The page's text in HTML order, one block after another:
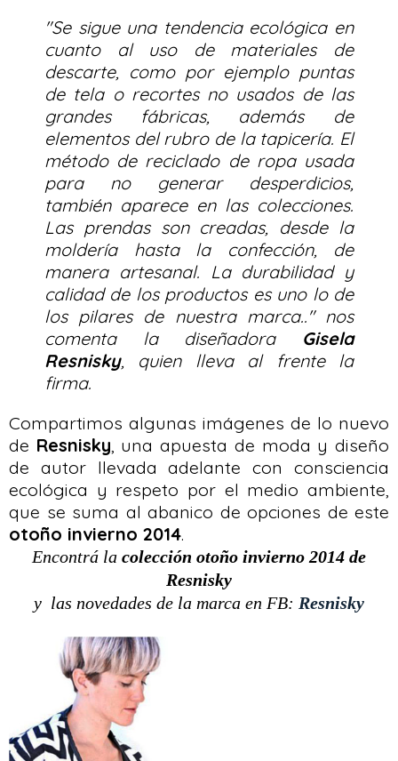
"Se sigue una tendencia ecológica en
cuanto al uso de materiales de
descarte, como por ejemplo puntas
de tela o recortes no usados de las
grandes fábricas, además de
elementos del rubro de la tapicería. El
método de reciclado de ropa usada
para no generar desperdicios,
también aparece en las colecciones.
Las prendas son creadas, desde la
moldería hasta la confección, de
manera artesanal. La durabilidad y
calidad de los productos es uno lo de
los pilares de nuestra marca.." nos
comenta la diseñadora Gisela
Resnisky, quien lleva al frente la
firma.
Compartimos algunas imágenes de lo nuevo
de Resnisky , una apuesta de moda y diseño
de autor llevada adelante con consciencia
ecológica y respeto por el medio ambiente,
que se suma al abanico de opciones de este
otoño invierno 2014.
Encontrá la colección otoño invierno 2014 de
Resnisky
y las novedades de la marca en FB: Resnisky